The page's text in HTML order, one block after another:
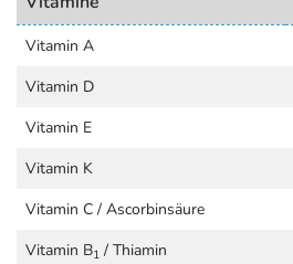
Vitamin A
Vitamin D
Vitamin E
Vitamin K
Vitamin C / Ascorbinsäure
Vitamin B1 / Thiamin